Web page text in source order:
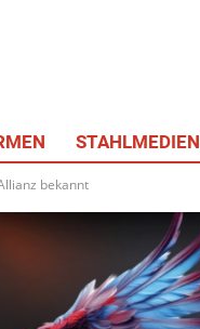
STAHLMEDIEN
bekannt